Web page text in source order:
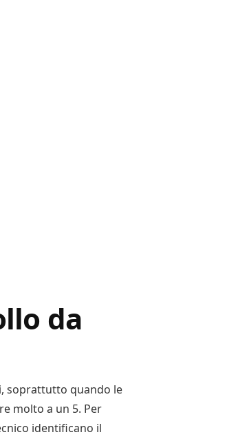
da
soprattutto quando le
molto a un 5. Per
identificano il